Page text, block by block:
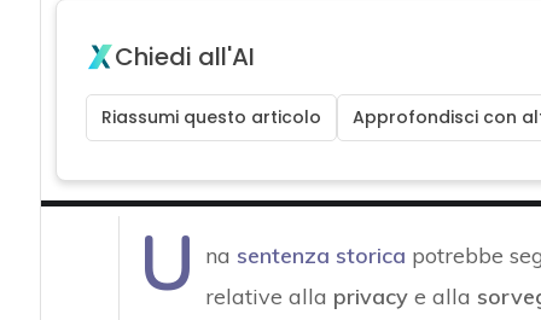
Chiedi all'AI
Riassumi questo articolo Approfondisci con
U na sentenza storica potrebbe
relative alla privacye alla